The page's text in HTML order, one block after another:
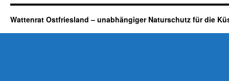
Wattenrat Ostfriesland – unabhängiger Naturschutz für die